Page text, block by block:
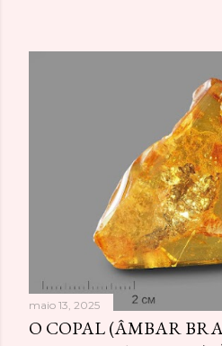
maio 13, 2025
O COPAL (ÂMBAR